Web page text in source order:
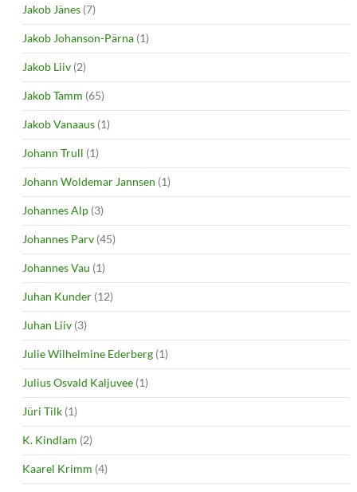
Jakob Jänes (7)
Jakob Johanson-Pärna (1)
Jakob Liiv (2)
Jakob Tamm (65)
Jakob Vanaaus (1)
Johann Trull (1)
Johann Woldemar Jannsen (1)
Johannes Alp (3)
Johannes Parv (45)
Johannes Vau (1)
Juhan Kunder (12)
Juhan Liiv (3)
Julie Wilhelmine Ederberg (1)
Julius Osvald Kaljuvee (1)
Jüri Tilk (1)
K. Kindlam (2)
Kaarel Krimm (4)